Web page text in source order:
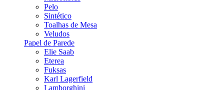
Pelo
Sintético
Toalhas de Mesa
Veludos
Papel de Parede
Elie Saab
Eterea
Fuksas
Karl Lagerfield
Lamborghini